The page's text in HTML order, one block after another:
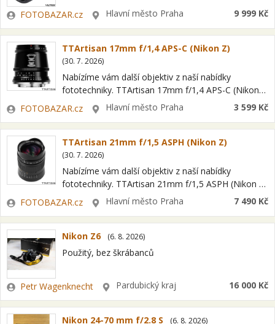
zárukou a možností…
Zadavatel
FOTOBAZAR.cz LokalitaHlavní město Praha 9 999 Kč
TTArtisan 17mm f/1,4 APS-C (Nikon Z)
(30. 7. 2026)
Nabízíme vám další objektiv z naší nabídky
fototechniky. TTArtisan 17mm f/1,4 APS-C (Nikon
Z) Jedná se o položku OPEN BOX = nový kus s
plnou zárukou a možností…
Zadavatel
FOTOBAZAR.cz LokalitaHlavní město Praha 3 599 Kč
TTArtisan 21mm f/1,5 ASPH (Nikon Z)
(30. 7. 2026)
Nabízíme vám další objektiv z naší nabídky
fototechniky. TTArtisan 21mm f/1,5 ASPH (Nikon Z)
Jedná se o položku OPEN BOX = nový kus s plnou
zárukou a možností…
Zadavatel
FOTOBAZAR.cz LokalitaHlavní město Praha 7 490 Kč
Nikon Z6 (6. 8. 2026)
Použitý, bez škrábanců
Zadavatel
Petr Wagenknecht LokalitaPardubický kraj 16 000 Kč
Nikon 24-70 mm f/2.8 S (6. 8. 2026)